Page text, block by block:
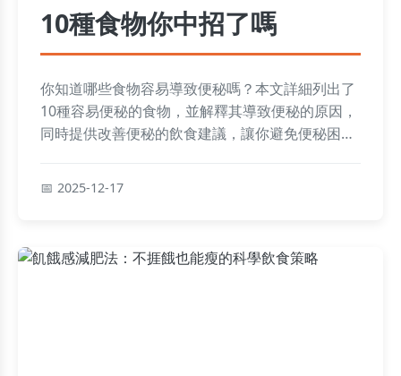
10種食物你中招了嗎
你知道哪些食物容易導致便秘嗎？本文詳細列出了
10種容易便秘的食物，並解釋其導致便秘的原因，
同時提供改善便秘的飲食建議，讓你避免便秘困
2025-12-17